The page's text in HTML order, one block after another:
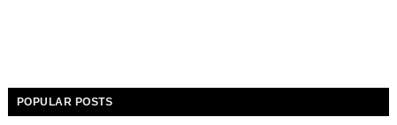
POPULAR POSTS